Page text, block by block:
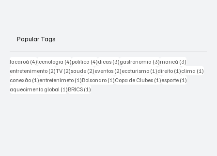
Popular Tags
Jacaroá (4)4 posts
tecnologia (4)4 posts
politica (4)4 posts
dicas (3)3 posts
gastronomia (3)3 posts
maricá (3)
entretenimento (2)2 posts
TV (2)2 posts
saude (2)2 posts
eventos (2)2 posts
ecoturismo (1)1 post
direito (1)1 post
clima (1)
conexão (1)1 post
entretenimeto (1)1 post
Bolsonaro (1)1 post
Copa de Clubes (1)1 post
esporte (1)
aquecimento global (1)1 post
BRICS (1)